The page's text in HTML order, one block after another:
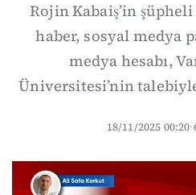
Rojin Kabaiş’in
haber, sosyal medya
medya hesabı,
Üniversitesi’nin
18/11/2025 00:20·